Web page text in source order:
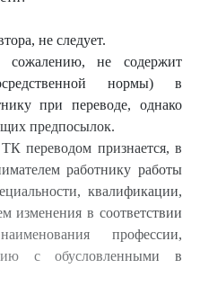
не следует.
сожалению, не содержит
нормы) в
при переводе, однако
предпосылок.
ТК переводом признается, в
работнику работы
квалификации,
изменения в соответствии
профессии,
с обусловленными в